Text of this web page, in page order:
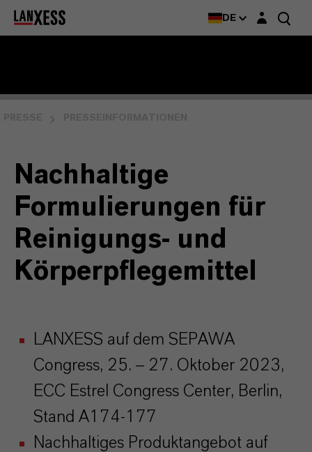
DE Login-Maske
Nachhaltige
Formulierungen für
Reinigungs- und
Körperpflegemittel
LANXESS auf dem SEPAWA
Congress, 25. – 27. Oktober 2023,
ECC Estrel Congress Center, Berlin,
Stand A174-177
Nachhaltiges Produktangebot auf